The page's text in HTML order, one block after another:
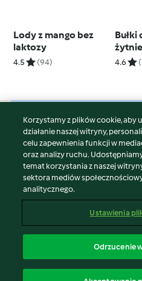
Lody z mango bez
laktozy
4.5 (94)
i
4.6
© Copyright 2026
Warunki korzystania
Polityka prywatności
Disclaimer
Znak wydawcy
Zgłoś treść
Oświadczenie o dostępności
Korzystamy z plików cookie, aby
działanie naszej witryny,
celu zapewnienia funkcji w
oraz analizy ruchu.
temat korzystania z naszej
sektora mediów
analitycznego.
Ustawienia
Odrzucenie